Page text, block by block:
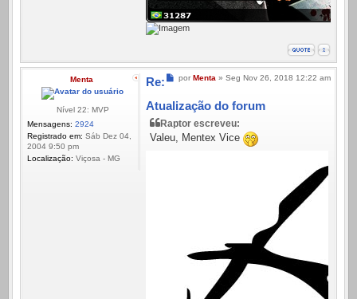
Menta
Nível 22: MVP
Mensagens: 2924
Registrado em: Sáb Dez 04,
2004 9:50 pm
Localização: Viçosa - MG
Mensagem
por Menta » Seg Nov 26, 2018 12:22 am
Re:
Atualização do forum
Raptor escreveu:
Valeu, Mentex Vice